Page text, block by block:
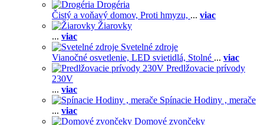
Drogéria
Čistý a voňavý domov, Proti hmyzu, ... viac
Žiarovky
... viac
Svetelné zdroje
Vianočné osvetlenie, LED svietidlá, Stolné ... viac
Predlžovacie prívody
230V
... viac
Spínacie Hodiny , merače
... viac
Domové zvončeky